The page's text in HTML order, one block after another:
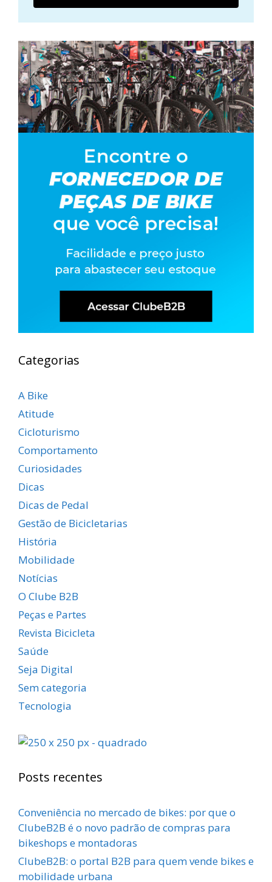
Categorias
A Bike
Atitude
Cicloturismo
Comportamento
Curiosidades
Dicas
Dicas de Pedal
Gestão de Bicicletarias
História
Mobilidade
Notícias
O Clube B2B
Peças e Partes
Revista Bicicleta
Saúde
Seja Digital
Sem categoria
Tecnologia
Posts recentes
Conveniência no mercado de bikes: por que o
ClubeB2B é o novo padrão de compras para
bikeshops e montadoras
ClubeB2B: o portal B2B para quem vende bikes e
mobilidade urbana